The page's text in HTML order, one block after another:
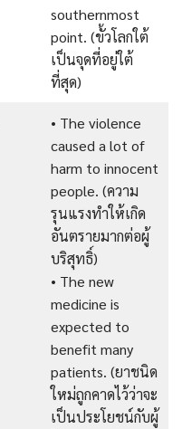
southernmost
point. (ขั้วโลกใต้
เป็นจุดที่อยู่ใต้
ที่สุด)
• The violence
caused a lot of
harm to innocent
people. (ความ
รุนแรงทำให้เกิด
อันตรายมากต่อผู้
บริสุทธิ์)
• The new
medicine is
expected to
benefit many
patients. (ยาชนิด
ใหม่ถูกคาดไว้ว่าจะ
เป็นประโยชน์กับผู้